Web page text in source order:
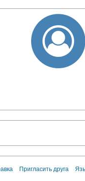
Пригласить друга